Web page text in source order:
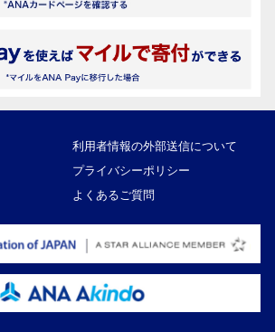
利用者情報の外部送信について
プライバシーポリシー
よくあるご質問